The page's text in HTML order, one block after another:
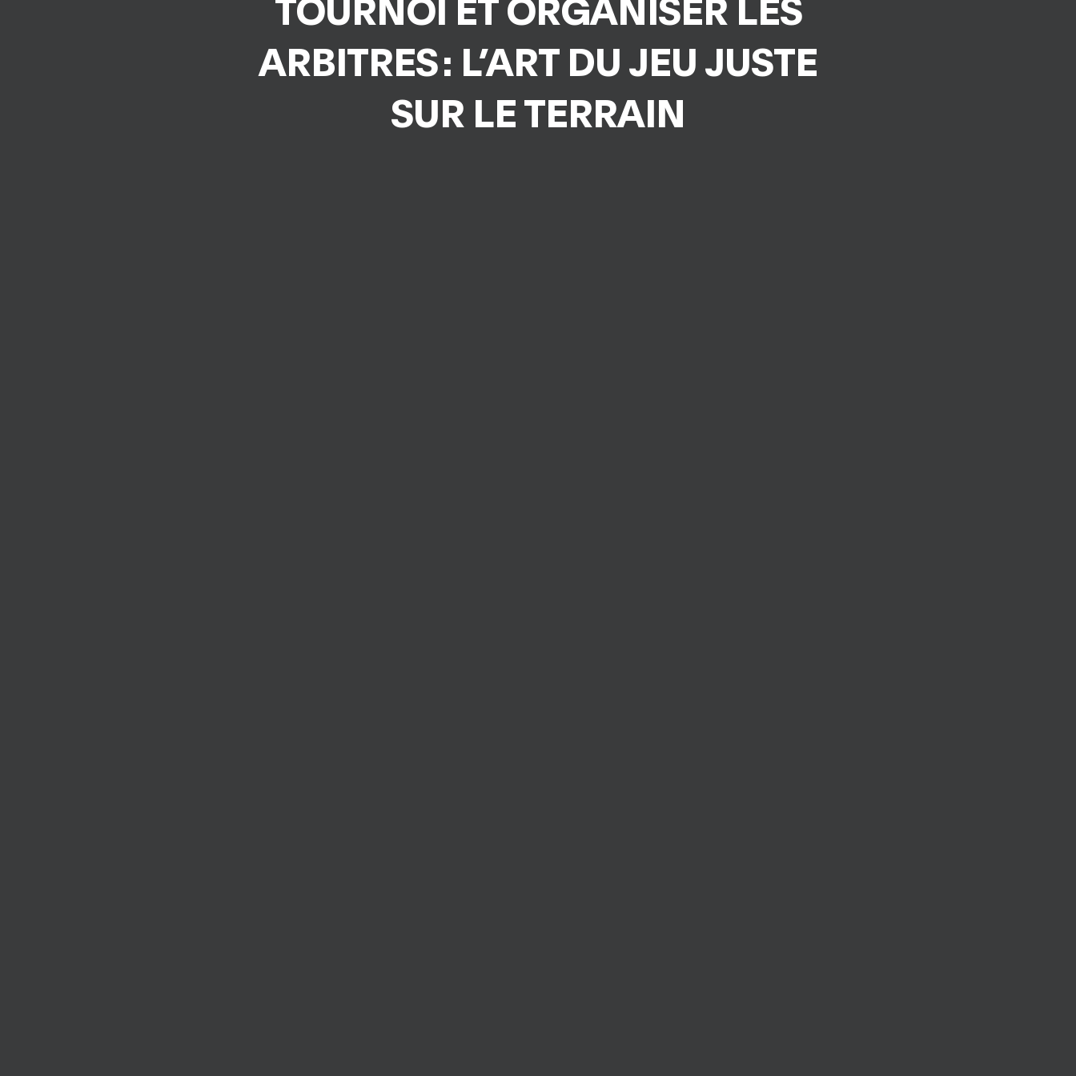
ARBITRES : L’ART DU JEU JUSTE
SUR LE TERRAIN